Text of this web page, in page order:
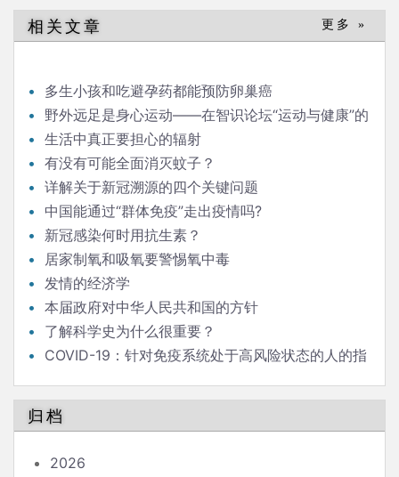
导
航
相关文章 更多 »
多生小孩和吃避孕药都能预防卵巢癌
野外远足是身心运动——在智识论坛“运动与健康”的
发言生活中真正要担心的辐射
有没有可能全面消灭蚊子？
详解关于新冠溯源的四个关键问题
中国能通过“群体免疫”走出疫情吗?
新冠感染何时用抗生素？
居家制氧和吸氧要警惕氧中毒
发情的经济学
本届政府对中华人民共和国的方针
了解科学史为什么很重要？
COVID-19：针对免疫系统处于高风险状态的人的指
归档
2026